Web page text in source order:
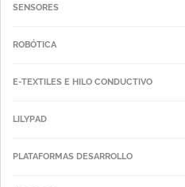
SENSORES
ROBÓTICA
E-TEXTILES E HILO CONDUCTIVO
LILYPAD
PLATAFORMAS DESARROLLO